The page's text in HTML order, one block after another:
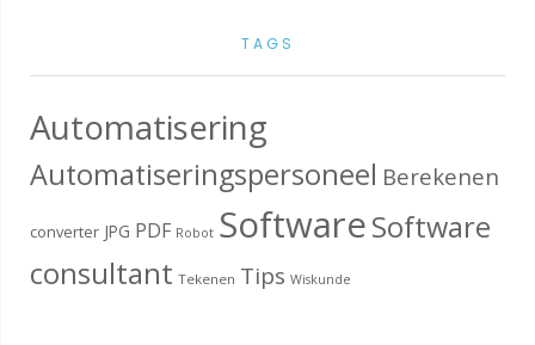
TAGS
Automatisering
Automatiseringspersoneel Berekenen
converter JPG PDF Robot SoftwareSoftware
consultant Tekenen Tips Wiskunde